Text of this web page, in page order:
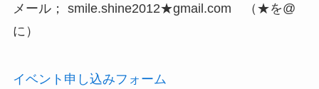
メール； smile.shine2012★gmail.com （★を@
に）
イベント申し込みフォーム